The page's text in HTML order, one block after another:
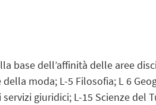
base dell’affinità delle aree
moda; L-5 Filosofia; L 6
giuridici; L-15 Scienze del